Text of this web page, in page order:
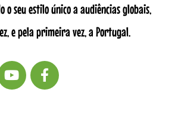
o seu estilo único a audiências globais,
e pela primeira vez, a Portugal.